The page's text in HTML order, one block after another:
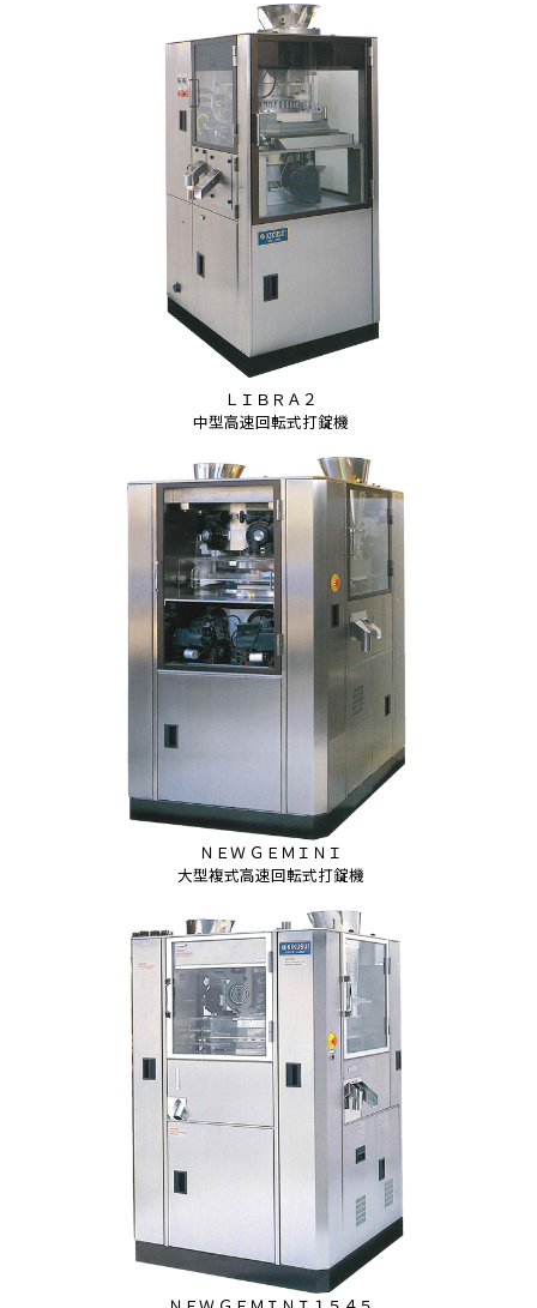
ＬＩＢＲＡ２
中型高速回転式打錠機
ＮＥＷ ＧＥＭＩＮＩ
大型複式高速回転式打錠機